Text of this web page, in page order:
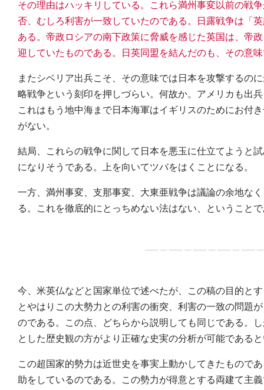
その理由はハッキリしている。これら満州事変以前の戦
否、むしろ利害が一致していたのである。日露戦争は「
ある。帝政ロシアの南下政策に脅威を感じた英国は、帝
迎していたものである。日英同盟を結んだのも、その意
またシベリア出兵こそ、その意味では日本を攻撃するの
略戦争という刻印を押しづらい。何故か。アメリカも出
これはもう地中海まで日本海軍はイギリスのためにお付
がない。
結局、これらの戦争に関して日本を悪玉に仕立てようと
になりそうである。上を向いてツバをはくことになる。
一方、満州事変、支那事変、大東亜戦争は議論の余地な
る。これを徹底的にとっちめない法はない、ということ
── ─ ── ─ ── ─ ── ─ ──
今、米英仏などと国家単位で述べたが、この稿の目的と
とやはりこの大勢力との利害の衝突、利害の一致の問題
のである。この点、どちらから説明しても同じである。
とした歴史観の方がより正確な史実の分析が可能である
この超国家的勢力は近世史を事実上動かしてきたもので
助をしているのである。この勢力が得意とする両建て主